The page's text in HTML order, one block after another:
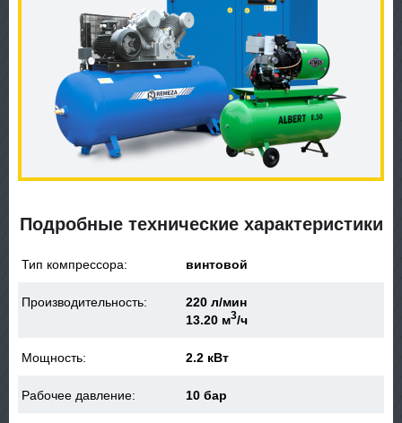
Подробные технические характеристики
Тип компрессора: винтовой
Производительность:
220 л/мин
13.20 м3/ч
Мощность: 2.2 кВт
Рабочее давление: 10 бар